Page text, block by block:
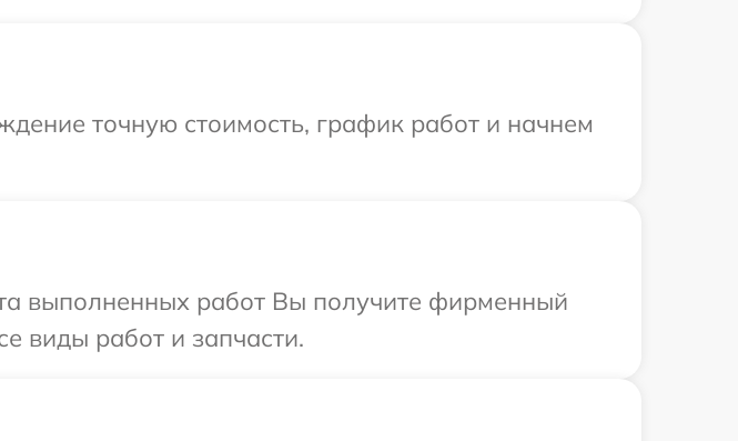
точную стоимость, график работ и начнем
выполненных работ Вы получите фирменный
виды работ и запчасти.